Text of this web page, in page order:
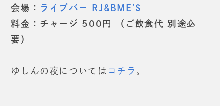
会場：
ライブバー RJ&BME’S
料金：チャージ 500円 （ご飲食代 別途必
要）
ゆしんの夜については コチラ 。